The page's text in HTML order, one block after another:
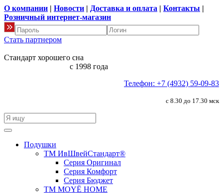
О компании | Новости | Доставка и оплата | Контакты |
Розничный интернет-магазин
Стать партнером
Стандарт хорошего сна
с 1998 года
Телефон: +7 (4932) 59-09-83
с 8.30 до 17.30 мск
Подушки
ТМ ИвШвейСтандарт®
Серия Оригинал
Серия Комфорт
Серия Бюджет
ТМ MOYЁ HOME